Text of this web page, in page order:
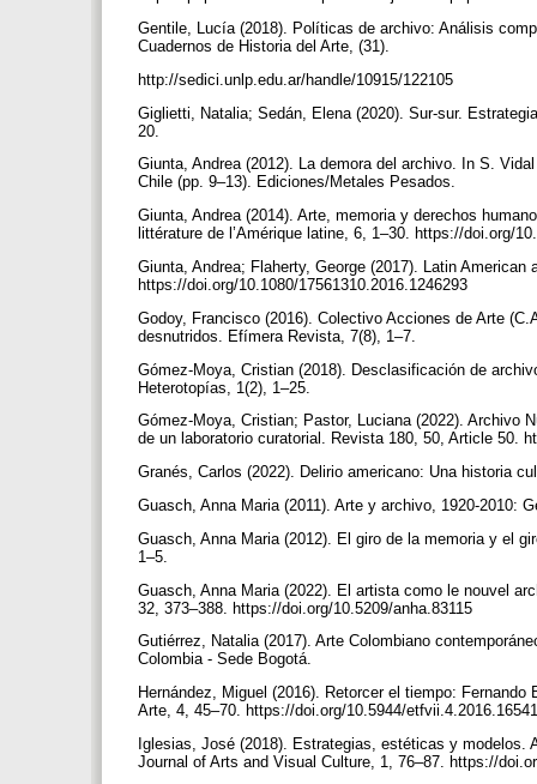
Gentile, Lucía (2018). Políticas de archivo: Análisis
Cuadernos de Historia del Arte, (31).
http://sedici.unlp.edu.ar/handle/10915/122105
Giglietti, Natalia; Sedán, Elena (2020). Sur-sur.
20.
Giunta, Andrea (2012). La demora del archivo. In S.
Chile (pp. 9–13). Ediciones/Metales Pesados.
Giunta, Andrea (2014). Arte, memoria y derechos
littérature de l’Amérique latine, 6, 1–30. https://doi.org/
Giunta, Andrea; Flaherty, George (2017). Latin
https://doi.org/10.1080/17561310.2016.1246293
Godoy, Francisco (2016). Colectivo Acciones de Arte
desnutridos. Efímera Revista, 7(8), 1–7.
Gómez-Moya, Cristian (2018). Desclasificación de
Heterotopías, 1(2), 1–25.
Gómez-Moya, Cristian; Pastor, Luciana (2022). Archivo
de un laboratorio curatorial. Revista 180, 50, Article 50.
Granés, Carlos (2022). Delirio americano: Una historia
Guasch, Anna Maria (2011). Arte y archivo, 1920-2010:
Guasch, Anna Maria (2012). El giro de la memoria y el
1–5.
Guasch, Anna Maria (2022). El artista como le nouvel
32, 373–388. https://doi.org/10.5209/anha.83115
Gutiérrez, Natalia (2017). Arte Colombiano
Colombia - Sede Bogotá.
Hernández, Miguel (2016). Retorcer el tiempo:
Arte, 4, 45–70. https://doi.org/10.5944/
Iglesias, José (2018). Estrategias, estéticas y
Journal of Arts and Visual Culture, 1, 76–87. https://